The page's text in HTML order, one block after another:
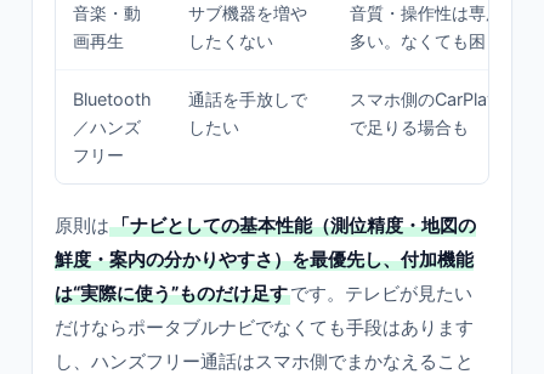
音楽・動
画再生
サブ機器を増や
したくない
音質・操作性は専用機に
多い。なくても困らない
Bluetooth
／ハンズ
フリー
通話を手放しで
したい
スマホ側のCarPlay/
で足りる場合も
原則は「ナビとしての基本性能（測位精度・地図の
鮮度・案内の分かりやすさ）を最優先し、付加機能
は“実際に使う”ものだけ足すです。テレビが見たい
だけならポータブルナビでなくても手段はあります
し、ハンズフリー通話はスマホ側でまかなえること